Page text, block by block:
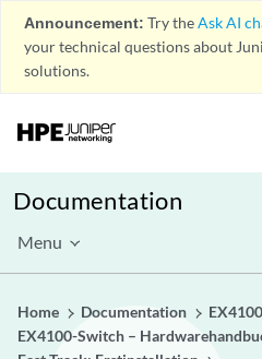
Announcement: Try theAsk AI
your technical questions about
solutions.
Documentation
Menu
Home Documentation
EX4100
EX4100-Switch –